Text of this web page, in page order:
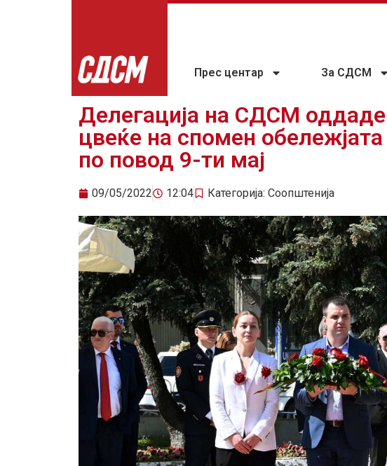
Прес центар За СДСМ
Делегација на СДСМ
цвеќе на спомен
по повод 9-ти мај
09/05/2022 12:04 Категорија: Соопштенија